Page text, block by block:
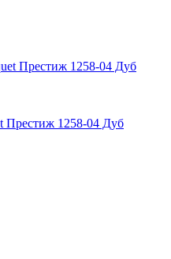
Престиж 1258-04 Дуб